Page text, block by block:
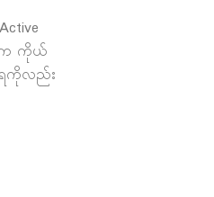
က ကိုယ်
ကိုလည်း